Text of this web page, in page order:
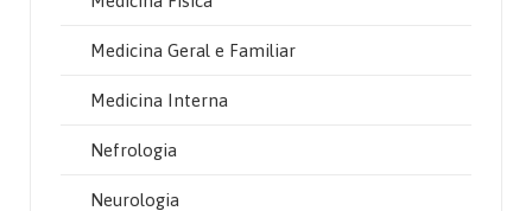
Medicina Geral e Familiar
Medicina Interna
Nefrologia
Neurologia